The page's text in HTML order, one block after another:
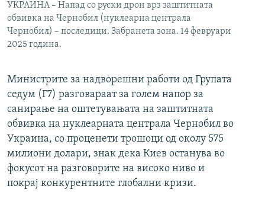
УКРАИНА – Напад со руски дрон врз заштитната
обвивка на Чернобил (нуклеарна централа
Чернобил) – последици. Забранета зона. 14 февруари
2025 година.
Министрите за надворешни работи од Групата
седум (Г7) разговараат за голем напор за
санирање на оштетувањата на заштитната
обвивка на нуклеарната централа Чернобил во
Украина, со проценети трошоци од околу 575
милиони долари, знак дека Киев останува во
фокусот на разговорите на високо ниво и
покрај конкурентните глобални кризи.